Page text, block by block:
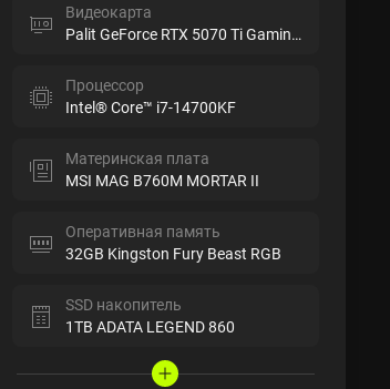
Видеокарта
Palit GeForce RTX 5070 Ti GamingPro
Процессор
Intel® Core™ i7-14700KF
Материнская плата
MSI MAG B760M MORTAR II
Оперативная память
32GB Kingston Fury Beast RGB
SSD накопитель
1TB ADATA LEGEND 860